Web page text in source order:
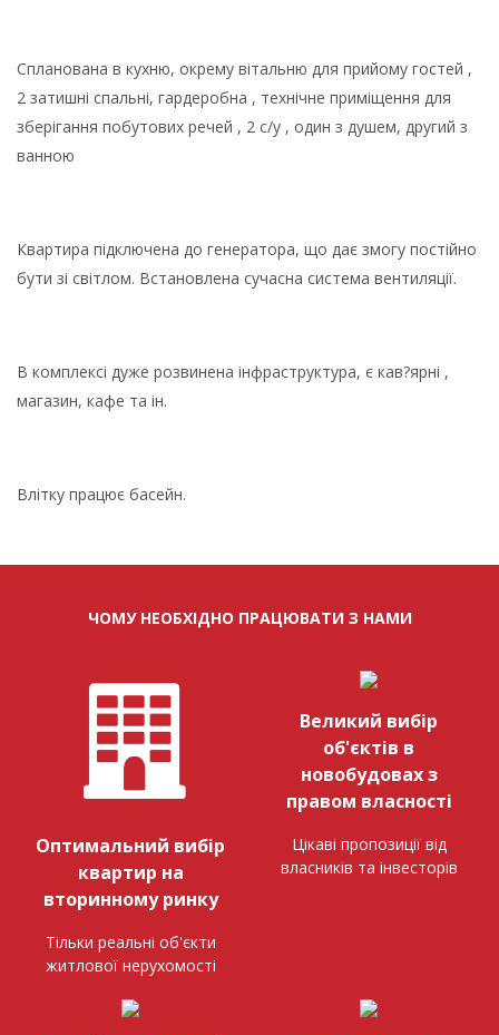
Спланована в кухню, окрему вітальню для прийому гостей ,
2 затишні спальні, гардеробна , технічне приміщення для
зберігання побутових речей , 2 с/у , один з душем, другий з
ванною
Квартира підключена до генератора, що дає змогу постійно
бути зі світлом. Встановлена сучасна система вентиляції.
В комплексі дуже розвинена інфраструктура, є кав?ярні ,
магазин, кафе та ін.
Влітку працює басейн.
ЧОМУ НЕОБХІДНО ПРАЦЮВАТИ З НАМИ
Оптимальний вибір
квартир на
вторинному ринку
Тільки реальні об'єкти
житлової нерухомості
Великий вибір
об'єктів в
новобудовах з
правом власності
Цікаві пропозиції від
власників та інвесторів